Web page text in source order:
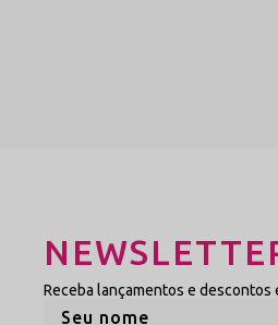
Receba lançamentos e descontos